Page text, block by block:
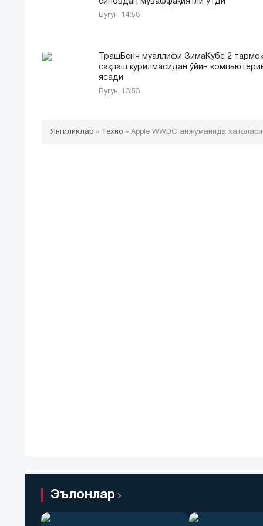
Бугун, 14:58
ТрашБенч муаллифи ЗимаКубе 2 тармоқ
сақлаш қурилмасидан ўйин
ясади
Бугун, 13:53
Янгиликлар » Техно » Apple WWDC анжуманида
Эълонлар